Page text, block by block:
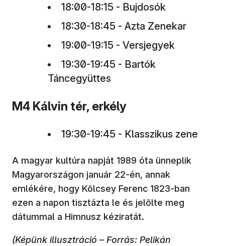
18:00-18:15 - Bujdosók
18:30-18:45 - Azta Zenekar
19:00-19:15 - Versjegyek
19:30-19:45 - Bartók
Táncegyüttes
M4 Kálvin tér, erkély
19:30-19:45 - Klasszikus zene
A magyar kultúra napját 1989 óta ünneplik
Magyarországon január 22-én, annak
emlékére, hogy Kölcsey Ferenc 1823-ban
ezen a napon tisztázta le és jelölte meg
dátummal a Himnusz kéziratát.
(Képünk illusztráció – Forrás: Pelikán